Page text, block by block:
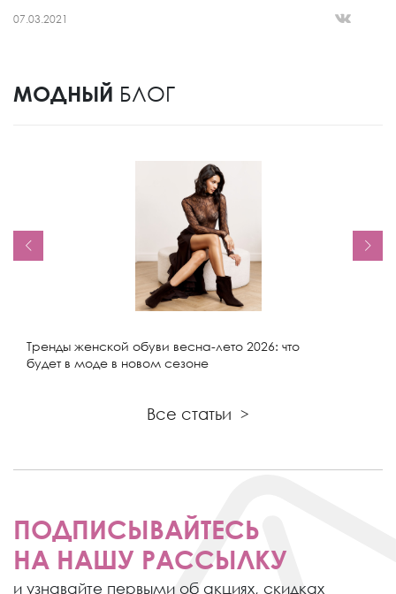
07.03.2021
МОДНЫЙ БЛОГ
Тренды женской обуви весна-лето 2026: что
будет в моде в новом сезоне
Все статьи >
ПОДПИСЫВАЙТЕСЬ
НА НАШУ РАССЫЛКУ
и узнавайте первыми об акциях, скидках